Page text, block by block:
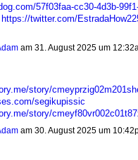
57f03faa-cc30-4d3b-
https://twitter.com/
am 31. August 2025 um
story/
segikupissic
story/
am 30. August 2025 um